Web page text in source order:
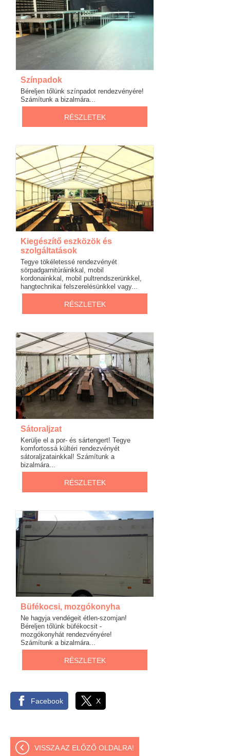
Színpadok
Béreljen tőlünk színpadot rendezvényére!
Számítunk a bizalmára...
RÉSZLETEK
Kiegészítő eszközök és
szolgáltatások
Tegye tökéletessé rendezvényét
sörpadgarnitúráinkkal, mobil
kordonainkkal, mobil pultrendszerünkkel,
hangtechnikai felszerelésünkkel vagy...
RÉSZLETEK
Sátoraljzat
Kerülje el a por- és sártengert! Tegye
komfortossá kültéri rendezvényét
sátoraljzatainkkal! Számítunk a
bizalmára...
RÉSZLETEK
Büfékocsi, mozgókonyha
Ne hagyja vendégeit étlen-szomjan!
Béreljen tőlünk büfékocsit -
mozgókonyhát rendezvényére!
Számítunk a bizalmára...
RÉSZLETEK
Facebook X
VISSZA AZ ELŐZŐ OLDALRA!